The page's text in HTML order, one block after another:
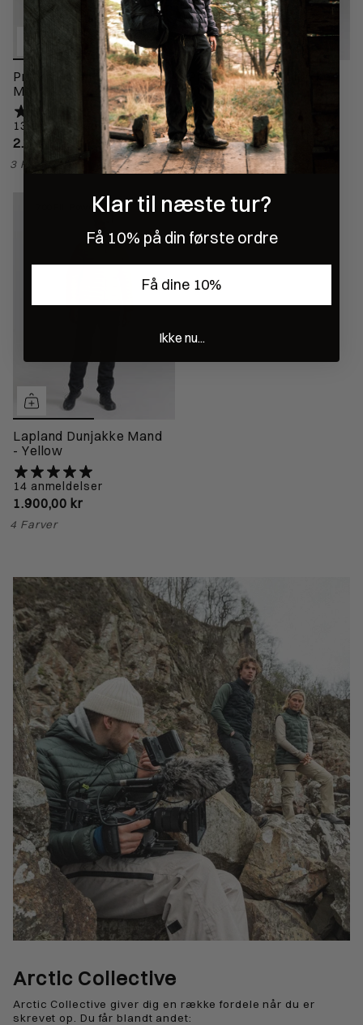
Preikestolen Skaljakke
Mand - Grey
13 anmeldelser
2.900,00 kr
3 Farver
Preikestolen Skaljakke
Kvinde - Black
4 anmeldelser
2.900,00 kr
3 Farver
700 Fill Power
Lapland Dunjakke Mand
- Yellow
14 anmeldelser
1.900,00 kr
4 Farver
Arctic Collective
Arctic Collective giver dig en række fordele når du er
skrevet op. Du får blandt andet:
Klar til næste tur?
Få 10% på din første ordre
Få dine 10%
Ikke nu...